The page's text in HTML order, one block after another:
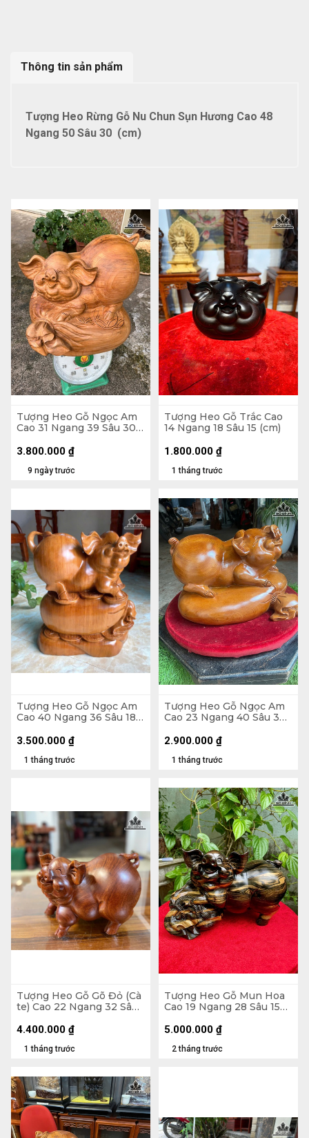
Thông tin sản phẩm
Tượng Heo Rừng Gỗ Nu Chun Sụn Hương Cao 48
Ngang 50 Sâu 30 (cm)
Tượng Heo Gỗ Ngọc Am
Cao 31 Ngang 39 Sâu 30
9 ngày trước
3.800.000 ₫
Tượng Heo Gỗ Trắc Cao
14 Ngang 18 Sâu 15 (cm)
1 tháng trước
1.800.000 ₫
Tượng Heo Gỗ Ngọc Am
Cao 40 Ngang 36 Sâu 18
1 tháng trước
3.500.000 ₫
Tượng Heo Gỗ Ngọc Am
Cao 23 Ngang 40 Sâu 30
1 tháng trước
2.900.000 ₫
Tượng Heo Gỗ Gõ Đỏ (Cà
te) Cao 22 Ngang 32 Sâu
1 tháng trước
4.400.000 ₫
Tượng Heo Gỗ Mun Hoa
Cao 19 Ngang 28 Sâu 15
2 tháng trước
5.000.000 ₫